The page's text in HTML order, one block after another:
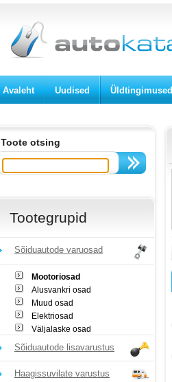
Avaleht Uudised Üldtingimused
Toote otsing
Tootegrupid
Sõiduautode varuosad
Mootoriosad
Alusvankri osad
Muud osad
Elektriosad
Väljalaske osad
Sõiduautode lisavarustus
Haagissuvilate varustus